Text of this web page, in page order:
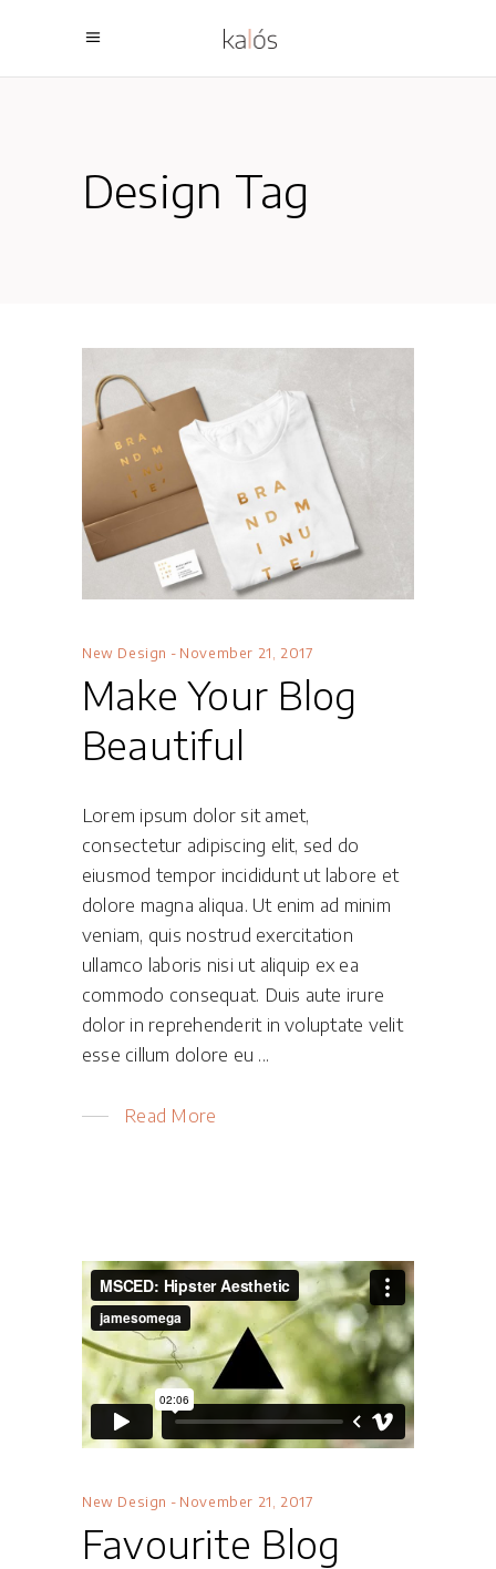
Design Tag
New Design November 21, 2017
Make Your Blog
Beautiful
Lorem ipsum dolor sit amet,
consectetur adipiscing elit, sed do
eiusmod tempor incididunt ut labore et
dolore magna aliqua. Ut enim ad minim
veniam, quis nostrud exercitation
ullamco laboris nisi ut aliquip ex ea
commodo consequat. Duis aute irure
dolor in reprehenderit in voluptate velit
esse cillum dolore eu
Read More
New Design November 21, 2017
Favourite Blog